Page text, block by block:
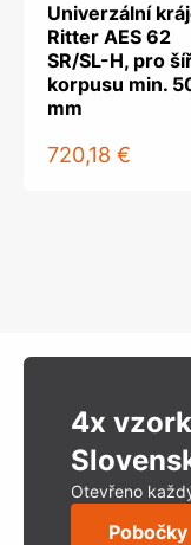
Univerzální
Ritter AES 62
SR/SL-H, pro
korpusu min.
mm
720,18 €
4x
Otevřeno
Pobočky